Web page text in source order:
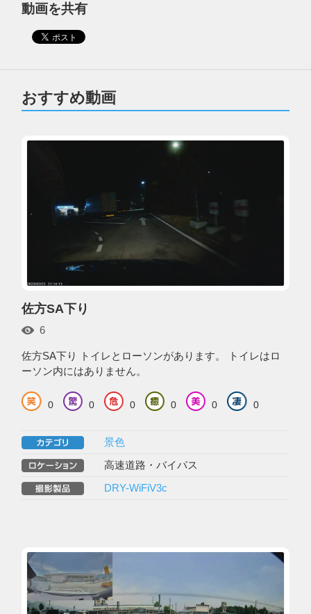
動画を共有
おすすめ動画
佐方SA下り
6
佐方SA下り トイレとローソンがあります。 トイレはロ
ーソン内にはありません。
0 0 0 0 0 0
景色
高速道路・バイパス
DRY-WiFiV3c